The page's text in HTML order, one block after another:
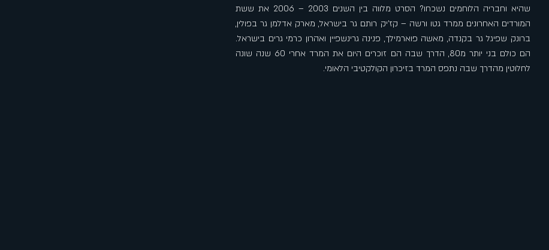
שהיא וחבריה הלוחמים נשכחו? הסרט מלווה בין השנים 2003 – 2006 את ששת
המורדים האחרונים ממרד גטו ורשה – קז'יק רותם גר בישראל, מארק אדלמן גר בפולין,
ברונק שפיגל גר בקנדה, מאשה פוארמילך, פנינה גרינשפיין ואהרון כרמי גרים בישראל.
הם כולם בני יותר מ80, הדרך שבה הם זוכרים היום את המרד אחרי 60 שנה שונה
לחלוטין מהדרך שבה נתפס המרד בזיכרון הקולקטיבי הלאומי.